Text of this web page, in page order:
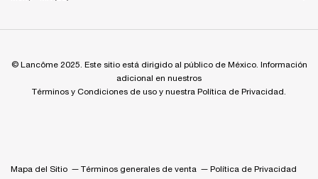
© Lancôme 2025. Este sitio está dirigido al público de México. Información
adicional en nuestros
Términos y Condiciones de uso y nuestra Política de Privacidad.
Mapa del Sitio Términos generales de venta Política de Privacidad